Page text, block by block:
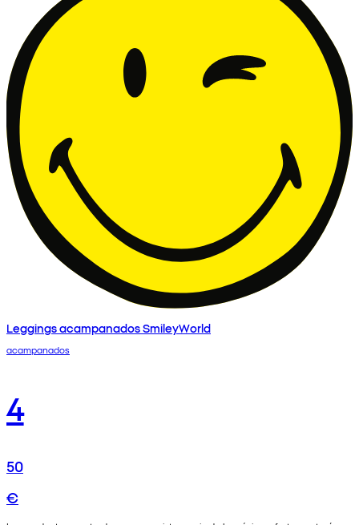
Leggings acampanados SmileyWorld
acampanados
4
50
€